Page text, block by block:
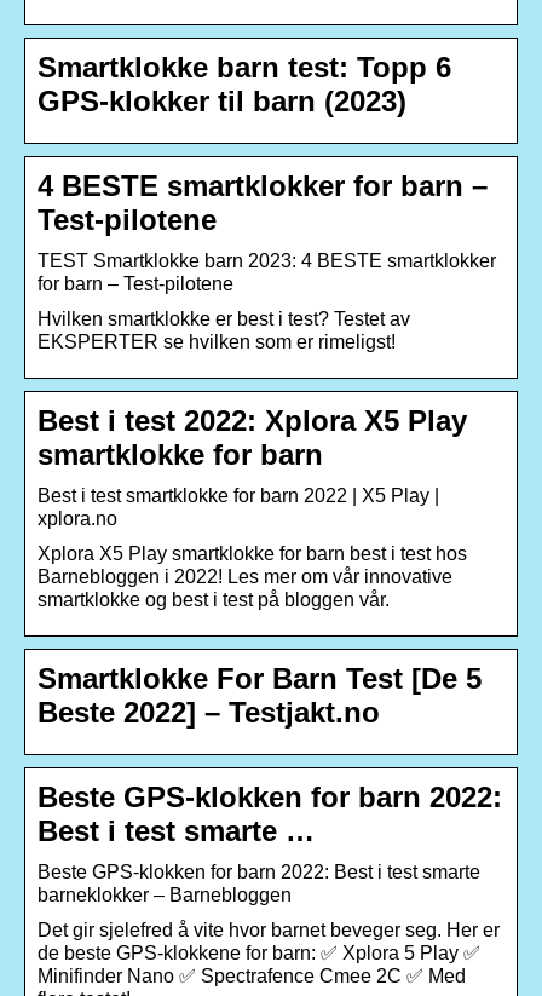
Smartklokke barn test: Topp 6
GPS-klokker til barn (2023)
4 BESTE smartklokker for barn –
Test-pilotene
TEST Smartklokke barn 2023: 4 BESTE smartklokker
for barn – Test-pilotene
Hvilken smartklokke er best i test? Testet av
EKSPERTER se hvilken som er rimeligst!
Best i test 2022: Xplora X5 Play
smartklokke for barn
Best i test smartklokke for barn 2022 | X5 Play |
xplora.no
Xplora X5 Play smartklokke for barn best i test hos
Barnebloggen i 2022! Les mer om vår innovative
smartklokke og best i test på bloggen vår.
Smartklokke For Barn Test [De 5
Beste 2022] – Testjakt.no
Beste GPS-klokken for barn 2022:
Best i test smarte …
Beste GPS-klokken for barn 2022: Best i test smarte
barneklokker – Barnebloggen
Det gir sjelefred å vite hvor barnet beveger seg. Her er
de beste GPS-klokkene for barn: ✅ Xplora 5 Play ✅
Minifinder Nano ✅ Spectrafence Cmee 2C ✅ Med